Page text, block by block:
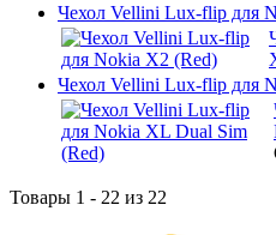
Чехол Vellini Lux-flip для
Чехол Vellini Lux-flip для
Товары 1 - 22 из 22